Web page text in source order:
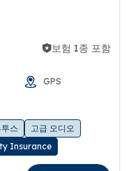
보험 1종 포함
GPS
스
고급 오디오
Insurance